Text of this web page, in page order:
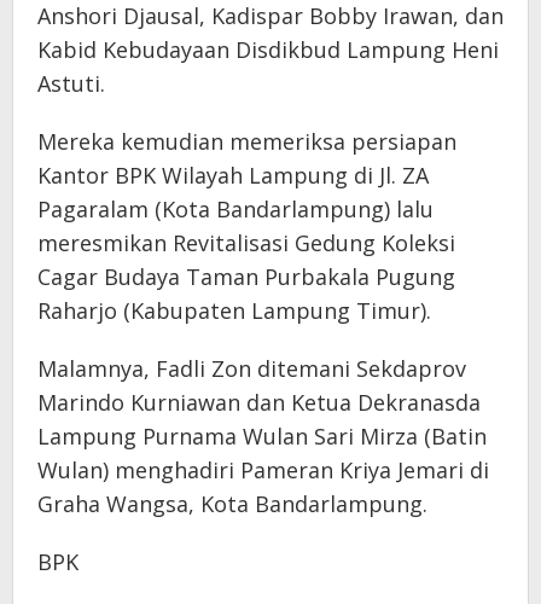
Anshori Djausal, Kadispar Bobby Irawan, dan
Kabid Kebudayaan Disdikbud Lampung Heni
Astuti.
Mereka kemudian memeriksa persiapan
Kantor BPK Wilayah Lampung di Jl. ZA
Pagaralam (Kota Bandarlampung) lalu
meresmikan Revitalisasi Gedung Koleksi
Cagar Budaya Taman Purbakala Pugung
Raharjo (Kabupaten Lampung Timur).
Malamnya, Fadli Zon ditemani Sekdaprov
Marindo Kurniawan dan Ketua Dekranasda
Lampung Purnama Wulan Sari Mirza (Batin
Wulan) menghadiri Pameran Kriya Jemari di
Graha Wangsa, Kota Bandarlampung.
BPK